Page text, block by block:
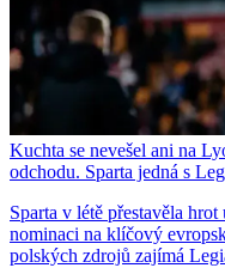
Kuchta se nevešel ani na
odchodu. Sparta jedná s
Sparta v létě přestavěla
nominaci na klíčový
polských zdrojů zajímá